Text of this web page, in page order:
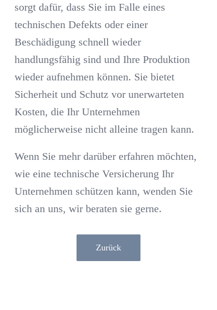
sorgt dafür, dass Sie im Falle eines
technischen Defekts oder einer
Beschädigung schnell wieder
handlungsfähig sind und Ihre Produktion
wieder aufnehmen können. Sie bietet
Sicherheit und Schutz vor unerwarteten
Kosten, die Ihr Unternehmen
möglicherweise nicht alleine tragen kann.
Wenn Sie mehr darüber erfahren möchten,
wie eine technische Versicherung Ihr
Unternehmen schützen kann, wenden Sie
sich an uns, wir beraten sie gerne.
Zurück